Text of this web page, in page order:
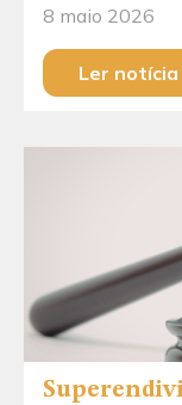
8 maio 2026
Ler notícia